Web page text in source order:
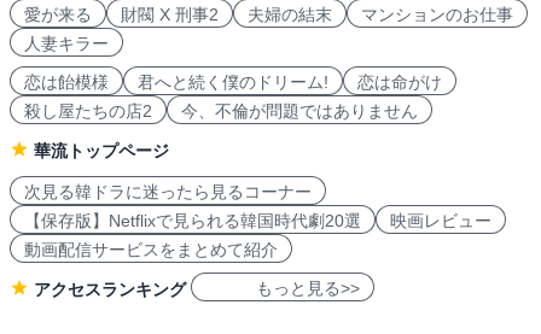
愛が来る 財閥 X 刑事2 夫婦の結末
マンションのお仕事
人妻キラー
恋は飴模様
君へと続く僕のドリーム!
恋は命がけ
殺し屋たちの店2
今、不倫が問題ではありません
華流トップページ
次見る韓ドラに迷ったら見るコーナー
【保存版】Netflixで見られる韓国時代劇20選
映画レビュー
動画配信サービスをまとめて紹介
アクセスランキング もっと見る>>